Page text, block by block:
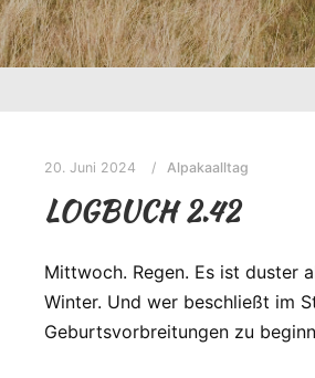
20. Juni 2024 Alpakaalltag
LOGBUCH 2.42
Mittwoch. Regen. Es ist duster
Winter. Und wer beschließt im
Geburtsvorbreitungen zu